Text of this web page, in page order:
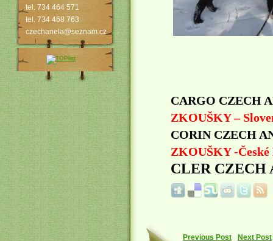
tel. 734 464 571
tel. 734 468 763
czechanela@seznam.cz
CARGO CZECH
ZKOUŠKY –
CORIN CZECH
ZKOUŠKY -
CLER CZECH
Previous Post Next Post